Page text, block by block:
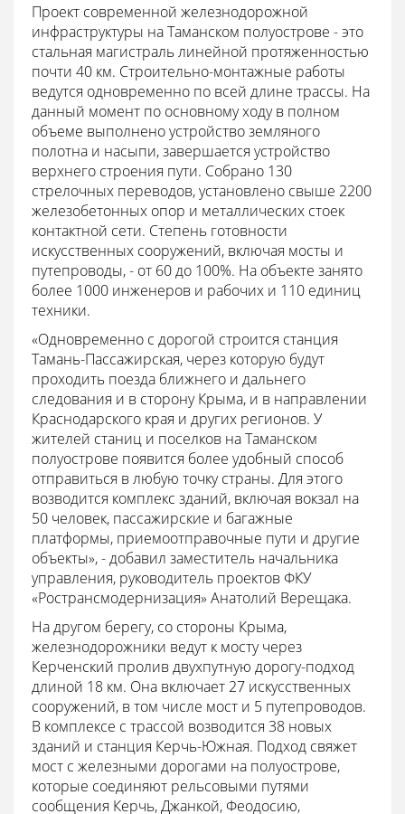
Проект современной железнодорожной
инфраструктуры на Таманском полуострове - это
стальная магистраль линейной протяженностью
почти 40 км. Строительно-монтажные работы
ведутся одновременно по всей длине трассы. На
данный момент по основному ходу в полном
объеме выполнено устройство земляного
полотна и насыпи, завершается устройство
верхнего строения пути. Собрано 130
стрелочных переводов, установлено свыше 2200
железобетонных опор и металлических стоек
контактной сети. Степень готовности
искусственных сооружений, включая мосты и
путепроводы, - от 60 до 100%. На объекте занято
более 1000 инженеров и рабочих и 110 единиц
техники.
«Одновременно с дорогой строится станция
Тамань-Пассажирская, через которую будут
проходить поезда ближнего и дальнего
следования и в сторону Крыма, и в направлении
Краснодарского края и других регионов. У
жителей станиц и поселков на Таманском
полуострове появится более удобный способ
отправиться в любую точку страны. Для этого
возводится комплекс зданий, включая вокзал на
50 человек, пассажирские и багажные
платформы, приемоотправочные пути и другие
объекты», - добавил заместитель начальника
управления, руководитель проектов ФКУ
«Ространсмодернизация» Анатолий Верещака.
На другом берегу, со стороны Крыма,
железнодорожники ведут к мосту через
Керченский пролив двухпутную дорогу-подход
длиной 18 км. Она включает 27 искусственных
сооружений, в том числе мост и 5 путепроводов.
В комплексе с трассой возводится 38 новых
зданий и станция Керчь-Южная. Подход свяжет
мост с железными дорогами на полуострове,
которые соединяют рельсовыми путями
сообщения Керчь, Джанкой, Феодосию,